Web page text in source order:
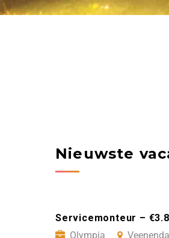
Nieuwste
Servicemonteur –
Olympia